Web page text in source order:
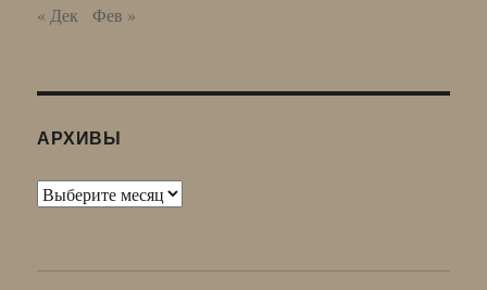
« Дек
Фев »
АРХИВЫ
Архивы